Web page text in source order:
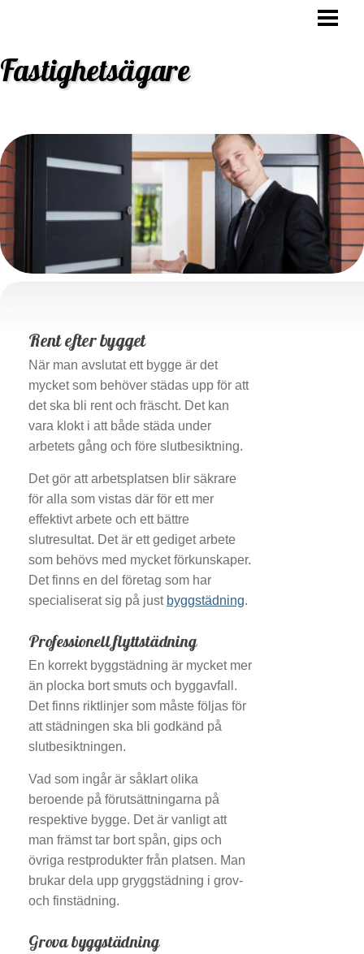
STAMBYTE
BLOGG
Fastighetsägare
Rent efter bygget
När man avslutat ett bygge är det
mycket som behöver städas upp för att
det ska bli rent och fräscht. Det kan
vara klokt i att både städa under
arbetets gång och före slutbesiktning.
Det gör att arbetsplatsen blir säkrare
för alla som vistas där för ett mer
effektivt arbete och ett bättre
slutresultat. Det är ett gediget arbete
som behövs med mycket förkunskaper.
Det finns en del företag som har
specialiserat sig på just byggstädning.
Professionell flyttstädning
En korrekt byggstädning är mycket mer
än plocka bort smuts och byggavfall.
Det finns riktlinjer som måste följas för
att städningen ska bli godkänd på
slutbesiktningen.
Vad som ingår är såklart olika
beroende på förutsättningarna på
respektive bygge. Det är vanligt att
man främst tar bort spån, gips och
övriga restprodukter från platsen. Man
brukar dela upp gryggstädning i grov-
och finstädning.
Grova byggstädning